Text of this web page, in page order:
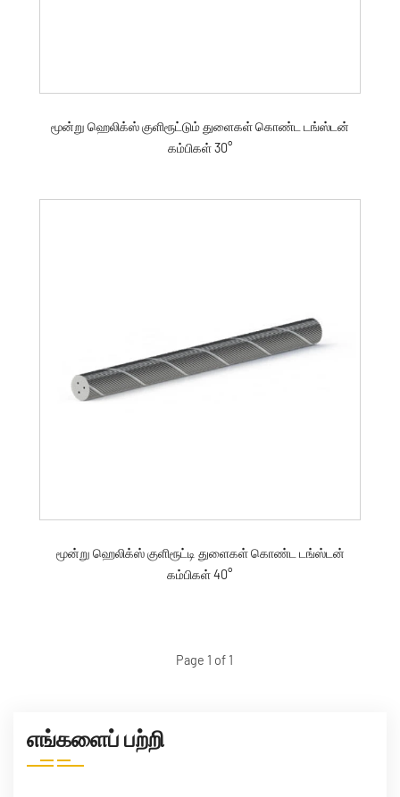
மூன்று ஹெலிக்ஸ் குளிரூட்டும் துளைகள் கொண்ட டங்ஸ்டன்
கம்பிகள் 30°
மூன்று ஹெலிக்ஸ் குளிரூட்டி துளைகள் கொண்ட டங்ஸ்டன்
கம்பிகள் 40°
Page 1 of 1
எங்களைப் பற்றி